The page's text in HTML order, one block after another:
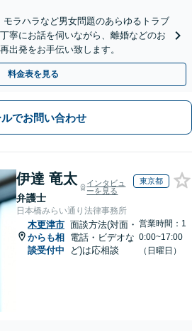
モラハラなど男女問題のあらゆるトラブ
寧にお話を伺いながら、離婚などのお
出発をお手伝い致します。
料金表を見る
ルでお問い合わせ
伊達 竜太
弁護士
インタビュ
ーを見る
東京都
日本橋みらい通り法律事務所
木更津市
からも相
談受付中
面談方法(対面・
電話・ビデオな
ど)は応相談
営業時間：1
0:00~17:00
（日曜日）